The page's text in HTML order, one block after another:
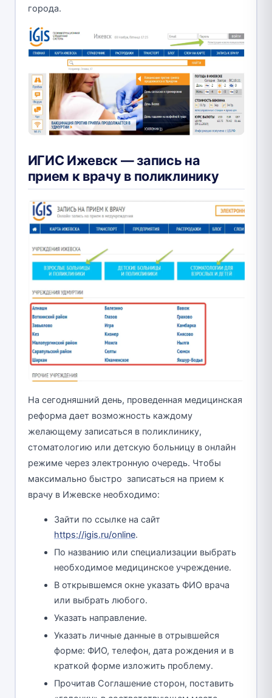
города.
ИГИС Ижевск — запись на
прием к врачу в поликлинику
На сегодняшний день, проведенная медицинская
реформа дает возможность каждому
желающему записаться в поликлинику,
стоматологию или детскую больницу в онлайн
режиме через электронную очередь. Чтобы
максимально быстро записаться на прием к
врачу в Ижевске необходимо:
Зайти по ссылке на сайт
https://igis.ru/online.
По названию или специализации выбрать
необходимое медицинское учреждение.
В открывшемся окне указать ФИО врача
или выбрать любого.
Указать направление.
Указать личные данные в отрывшейся
форме: ФИО, телефон, дата рождения и в
краткой форме изложить проблему.
Прочитав Соглашение сторон, поставить